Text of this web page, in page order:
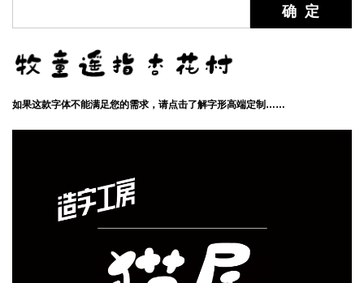
如果这款字体不能满足您的需求，请点击了解字形高端定制……